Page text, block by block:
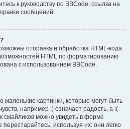
к руководству по BBCode, ссылка на
сообщений.
отправка и обработка HTML-кода
HTML по форматированию
с использованием BBCode.
картинки, которые могут быть
например :) означает радость, а :(
смайликов можно увидеть в форме
используя их: они легко